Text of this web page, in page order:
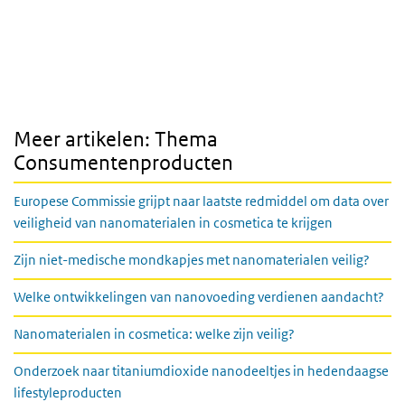
Meer artikelen: Thema
Consumentenproducten
Europese Commissie grijpt naar laatste redmiddel om data over
veiligheid van nanomaterialen in cosmetica te krijgen
Zijn niet-medische mondkapjes met nanomaterialen veilig?
Welke ontwikkelingen van nanovoeding verdienen aandacht?
Nanomaterialen in cosmetica: welke zijn veilig?
Onderzoek naar titaniumdioxide nanodeeltjes in hedendaagse
lifestyleproducten